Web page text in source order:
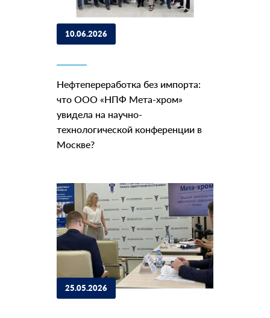
10.06.2026
Нефтепереработка без импорта:
что ООО «НПФ Мета-хром»
увидела на научно-
технологической конференции в
Москве?
25.05.2026